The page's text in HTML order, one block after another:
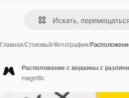
Главная/Стоковый/Фотографии/
Расположение с вершины с
magnific